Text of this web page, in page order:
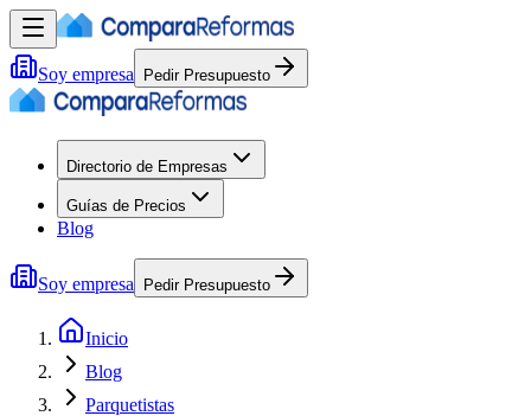
Soy empresa Pedir Presupuesto
Directorio de Empresas
Guías de Precios
Blog
Soy empresa Pedir Presupuesto
Inicio
Blog
Parquetistas